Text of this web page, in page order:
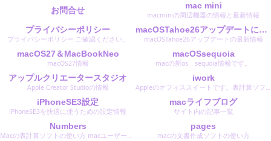
お問合せ mac mini
macminiの周辺機器の情報と最新情報
プライバシーポリシー
プライバシーポリシー ご確認ください。
macOSTahoe26アップデートに関する最新情報
macOSTahoe26アップデートの最新情報
macOS27＆MacBookNeo
macOS27情報
macOSsequoia
macの新os sequoia情報です。
アップルクリエータースタジオ
Apple Creator Studioの情報
iwork
Appleのオフィススイートです。表計算ソフトのNumbersナンバーズ文書作成ソフトのPagesページズスライド作成のKeyNoteキーノートです。 Microsoftのオフィスと同等のソフトです。
iPhoneSE3設定
iPhoneSE3を快適に使うための設定情報
macライフブログ
サイト内の記事一覧
Numbers
Macの表計算ソフトの使い方 macユーザーは無料で使えます。 使い易くおすすめのソフトです。
pages
macの文書作成ソフトの使い方